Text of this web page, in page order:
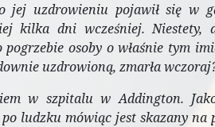
jej uzdrowieniu pojawił się w
kilka dni wcześniej. Niestety,
osoby o właśnie tym
uzdrowioną, zmarła
w szpitalu w Addington.
ludzku mówiąc jest skazany na